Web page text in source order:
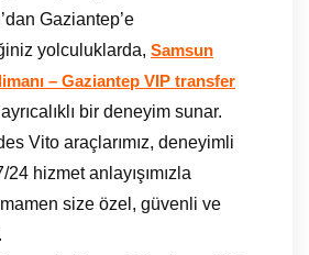
Gaziantep’e
yolculuklarda, Samsun
– Gaziantep VIP transfer
bir deneyim sunar.
Vito araçlarımız, deneyimli
hizmet anlayışımızla
size özel, güvenli ve